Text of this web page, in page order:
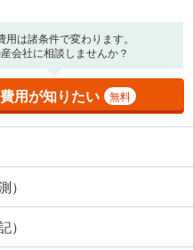
。初期設定で自動入力されてい
出金利とは何ら関係がなく、実際
証するものではありません。返
おります。入力された金利を35年
ます。
す。ご注意ください。実際にお
ご自身でご確認をお願いいたしま
があります。
談をする
用は諸条件で変わります。
会社に相談しませんか？
用が知りたい 無料
）
）